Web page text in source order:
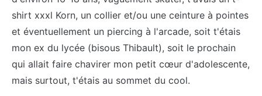
shirt xxxl Korn, un collier et/ou une ceinture à pointes
et éventuellement un piercing à l'arcade, soit t'étais
mon ex du lycée (bisous Thibault), soit le prochain
qui allait faire chavirer mon petit cœur d'adolescente,
mais surtout, t'étais au sommet du cool.